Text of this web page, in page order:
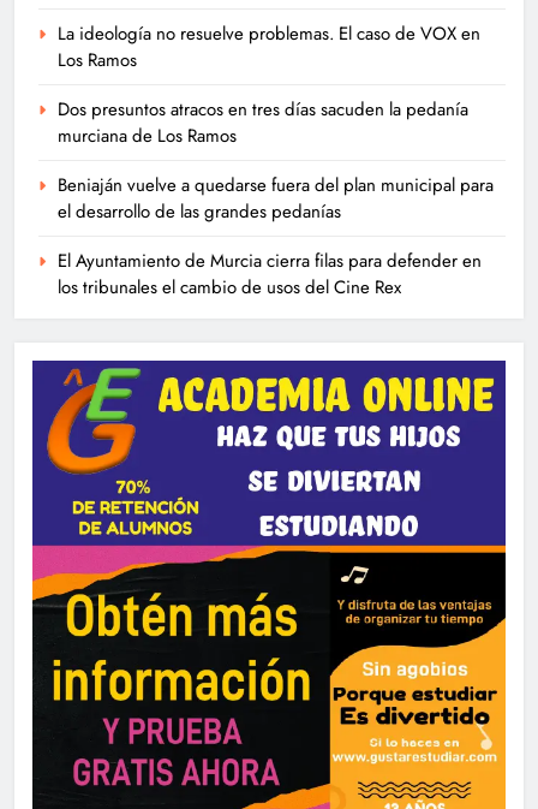
La ideología no resuelve problemas. El caso de VOX en
Los Ramos
Dos presuntos atracos en tres días sacuden la pedanía
murciana de Los Ramos
Beniaján vuelve a quedarse fuera del plan municipal para
el desarrollo de las grandes pedanías
El Ayuntamiento de Murcia cierra filas para defender en
los tribunales el cambio de usos del Cine Rex